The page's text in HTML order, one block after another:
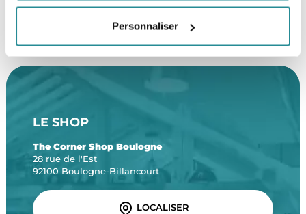
Personnaliser
SERVICE CLIENT
FRAIS DE PORT OFFERTS
LE SHOP
The Corner Shop Boulogne
28 rue de l'Est
92100 Boulogne-Billancourt
LOCALISER